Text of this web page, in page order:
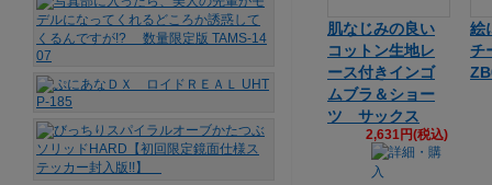
肌なじみの良い
コットン生地レ
ース付きインゴ
ムブラ＆ショー
ツ サックス
2,631円(税込)
絵
チ